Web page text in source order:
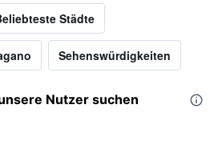
Städte
Sehenswürdigkeiten
Nutzer suchen